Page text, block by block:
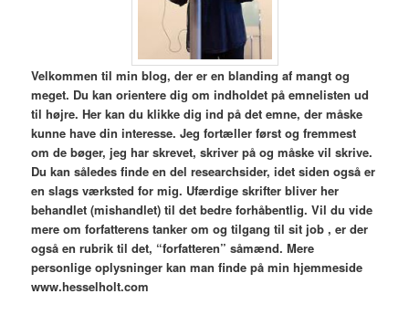
Velkommen til min blog, der er en blanding af mangt og
meget. Du kan orientere dig om indholdet på emnelisten ud
til højre. Her kan du klikke dig ind på det emne, der måske
kunne have din interesse. Jeg fortæller først og fremmest
om de bøger, jeg har skrevet, skriver på og måske vil skrive.
Du kan således finde en del researchsider, idet siden også er
en slags værksted for mig. Ufærdige skrifter bliver her
behandlet (mishandlet) til det bedre forhåbentlig. Vil du vide
mere om forfatterens tanker om og tilgang til sit job , er der
også en rubrik til det, “forfatteren” såmænd. Mere
personlige oplysninger kan man finde på min hjemmeside
www.hesselholt.com